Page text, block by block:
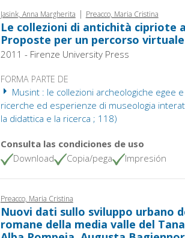
Jasink, Anna Margherita | Preacco, Maria Cristina
Le collezioni di antichità cipriote
Proposte per un percorso virtuale
2011 - Firenze University Press
FORMA PARTE DE
Musint : le collezioni archeologiche egee
ricerche ed esperienze di museologia
la didattica e la ricerca ; 118)
Consulta las condiciones de uso
Download
Copia/pega Impresión
Preacco, Maria Cristina
Nuovi dati sullo sviluppo urbano
romane della media valle del